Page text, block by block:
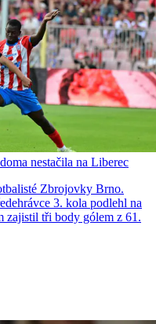
nestačila na Liberec
Zbrojovky Brno.
3. kola podlehl na
zajistil tři body gólem z 61.